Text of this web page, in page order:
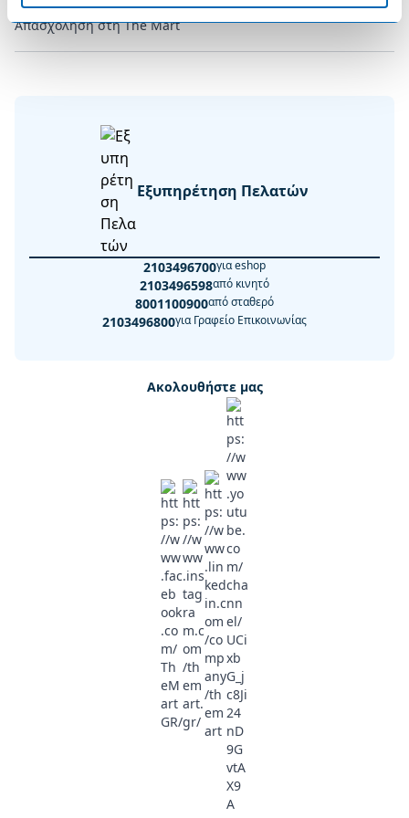
Απασχόληση στη The Mart
Εξυπηρέτηση Πελατών
2103496700για eshop
2103496598από κινητό
8001100900από σταθερό
2103496800για Γραφείο Επικοινωνίας
Ακολουθήστε μας